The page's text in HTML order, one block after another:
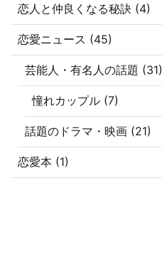
恋人と仲良くなる秘訣 (4)
恋愛ニュース (45)
芸能人・有名人の話題 (31)
憧れカップル (7)
話題のドラマ・映画 (21)
恋愛本 (1)